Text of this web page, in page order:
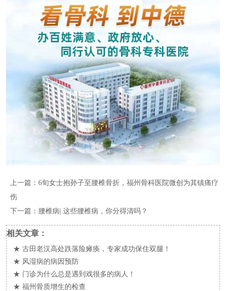
上一篇：6旬女士抱孙子至腰椎骨折，福州骨科医院微创为其镇痛疗
伤
下一篇： 腰椎病| 这些腰椎病，你分得清吗？
相关文章：
★古田老汉高处跌落险瘫痪，专家成功保住双腿！
★ 风湿病的病因预防
★ 门诊为什么总是遇到戏很多的病人！
★福州骨质增生的检查